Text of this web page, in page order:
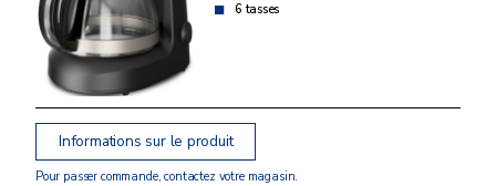
6 tasses
Informations sur le produit
Pour passer commande, contactez votre magasin.